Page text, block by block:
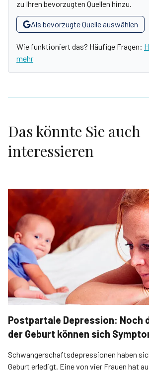
zu Ihren bevorzugten Quellen hinzu.
Als bevorzugte Quelle auswählen
Wie funktioniert das? Häufige Fragen:
mehr
Das könnte Sie auch
interessieren
Postpartale Depression: Noch
der Geburt können sich
Schwangerschaftsdepressionen haben
Geburt erledigt. Eine von vier Frauen hat